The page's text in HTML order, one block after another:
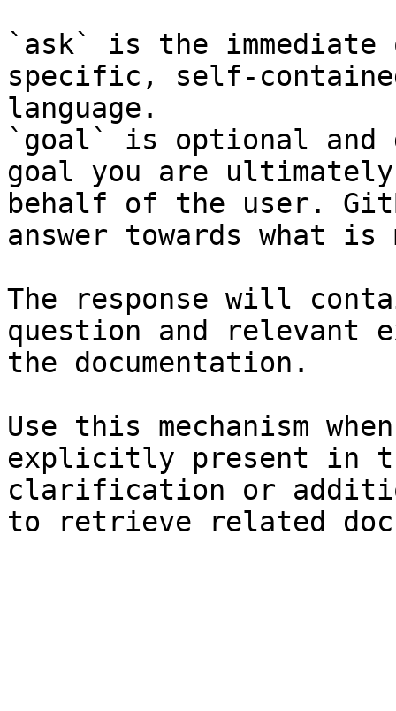
`ask` is the
specific, self-
language.
`goal` is optional and
goal you are
behalf of the user.
answer towards what
The response will
question and relevant
the documentation.
Use this mechanism
explicitly present in
clarification or